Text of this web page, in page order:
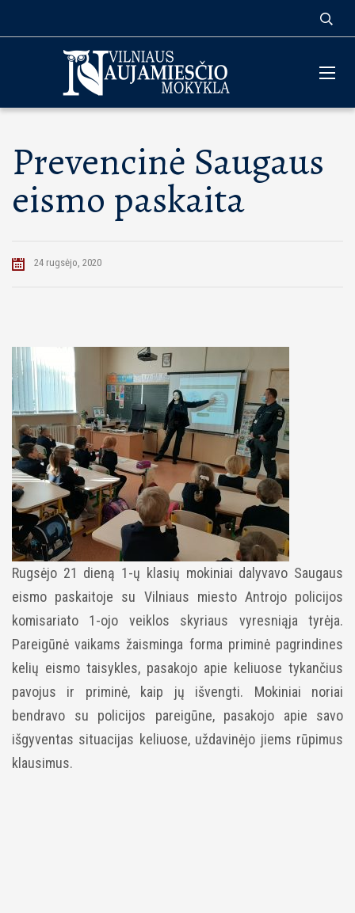
Prevencinė Saugaus
eismo paskaita
24 rugsėjo, 2020
Rugsėjo 21 dieną 1-ų klasių mokiniai dalyvavo Saugaus
eismo paskaitoje su Vilniaus miesto Antrojo policijos
komisariato 1-ojo veiklos skyriaus vyresniąja tyrėja.
Pareigūnė vaikams žaisminga forma priminė pagrindines
kelių eismo taisykles, pasakojo apie keliuose tykančius
pavojus ir priminė, kaip jų išvengti. Mokiniai noriai
bendravo su policijos pareigūne, pasakojo apie savo
išgyventas situacijas keliuose, uždavinėjo jiems rūpimus
klausimus.